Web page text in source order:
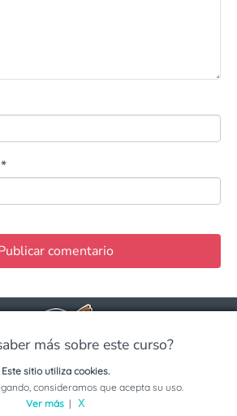
*
más sobre este curso?
sobre este programa
Este sitio utiliza cookies.
consideramos que acepta su uso.
Ver más| X